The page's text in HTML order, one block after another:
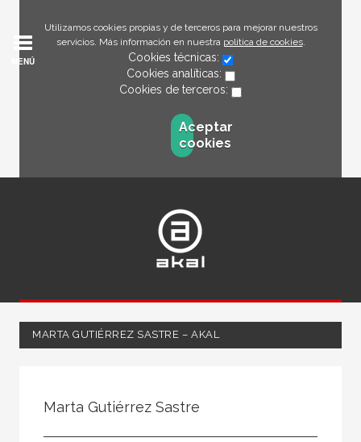
Utilizamos cookies propias y de terceros para mejorar nuestros
servicios. Más información en nuestra política de cookies.
Cookies técnicas:
Cookies analíticas:
Cookies de terceros:
Aceptar
cookies
MENÚ
MARTA GUTIÉRREZ SASTRE – AKAL
Marta Gutiérrez Sastre